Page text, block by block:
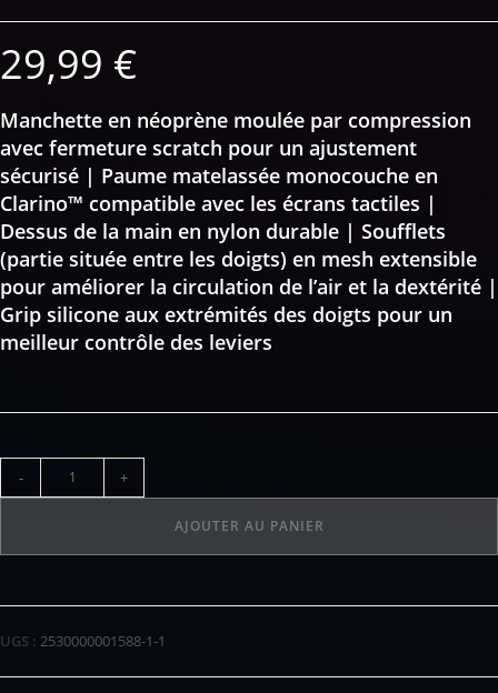
29,99 €
Manchette en néoprène moulée par compression
avec fermeture scratch pour un ajustement
sécurisé | Paume matelassée monocouche en
Clarino™ compatible avec les écrans tactiles |
Dessus de la main en nylon durable | Soufflets
(partie située entre les doigts) en mesh extensible
pour améliorer la circulation de l’air et la dextérité |
Grip silicone aux extrémités des doigts pour un
meilleur contrôle des leviers
- +
AJOUTER AU PANIER
UGS : 2530000001588-1-1